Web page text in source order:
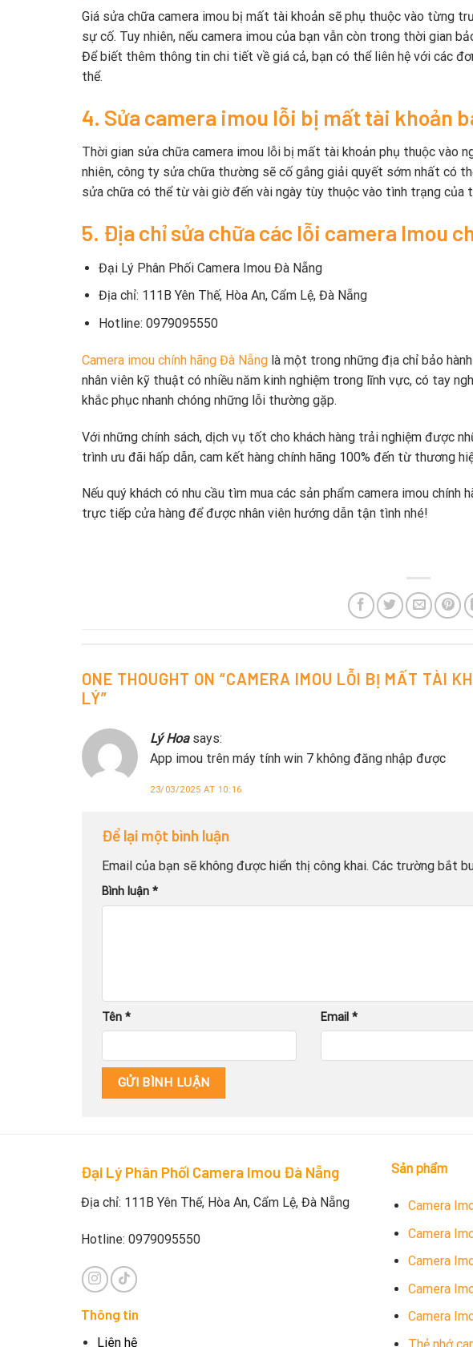
Giá sửa chữa camera imou bị mất tài khoản sẽ phụ thuộc vào từng
sự cố. Tuy nhiên, nếu camera imou của bạn vẫn còn trong thời gian
Để biết thêm thông tin chi tiết về giá cả, bạn có thể liên hệ với các
thể.
4. Sửa camera imou lỗi bị mất tài khoản
Thời gian sửa chữa camera imou lỗi bị mất tài khoản phụ thuộc vào
nhiên, công ty sửa chữa thường sẽ cố gắng giải quyết sớm nhất có
sửa chữa có thể từ vài giờ đến vài ngày tùy thuộc vào tình trạng của
5. Địa chỉ sửa chữa các lỗi camera Imou
Đại Lý Phân Phối Camera Imou Đà Nẵng
Địa chỉ: 111B Yên Thế, Hòa An, Cẩm Lệ, Đà Nẵng
Hotline: 0979095550
Camera imou chính hãng Đà Nẵng là một trong những địa chỉ bảo
nhân viên kỹ thuật có nhiều năm kinh nghiệm trong lĩnh vực, có tay
khắc phục nhanh chóng những lỗi thường gặp.
Với những chính sách, dịch vụ tốt cho khách hàng trải nghiệm được
trình ưu đãi hấp dẫn, cam kết hàng chính hãng 100% đến từ thương
Nếu quý khách có nhu cầu tìm mua các sản phẩm camera imou chính
trực tiếp cửa hàng để được nhân viên hướng dẫn tận tình nhé!
ONE THOUGHT ON “CAMERA IMOU LỖI BỊ MẤT TÀI
LÝ”
Lý Hoa says:
App imou trên máy tính win 7 không đăng nhập được
23/03/2025 AT 10:16
Để lại một bình luận
Email của bạn sẽ không được hiển thị công khai. Các trường bắt
Bình luận *
Tên * Email*
Đại Lý Phân Phối Camera Imou Đà Nẵng
Địa chỉ: 111B Yên Thế, Hòa An, Cẩm Lệ, Đà Nẵng
Hotline: 0979095550
Thông tin
Liên hệ
Sản phẩm
Camera
Camera
Camera
Camera
Camera